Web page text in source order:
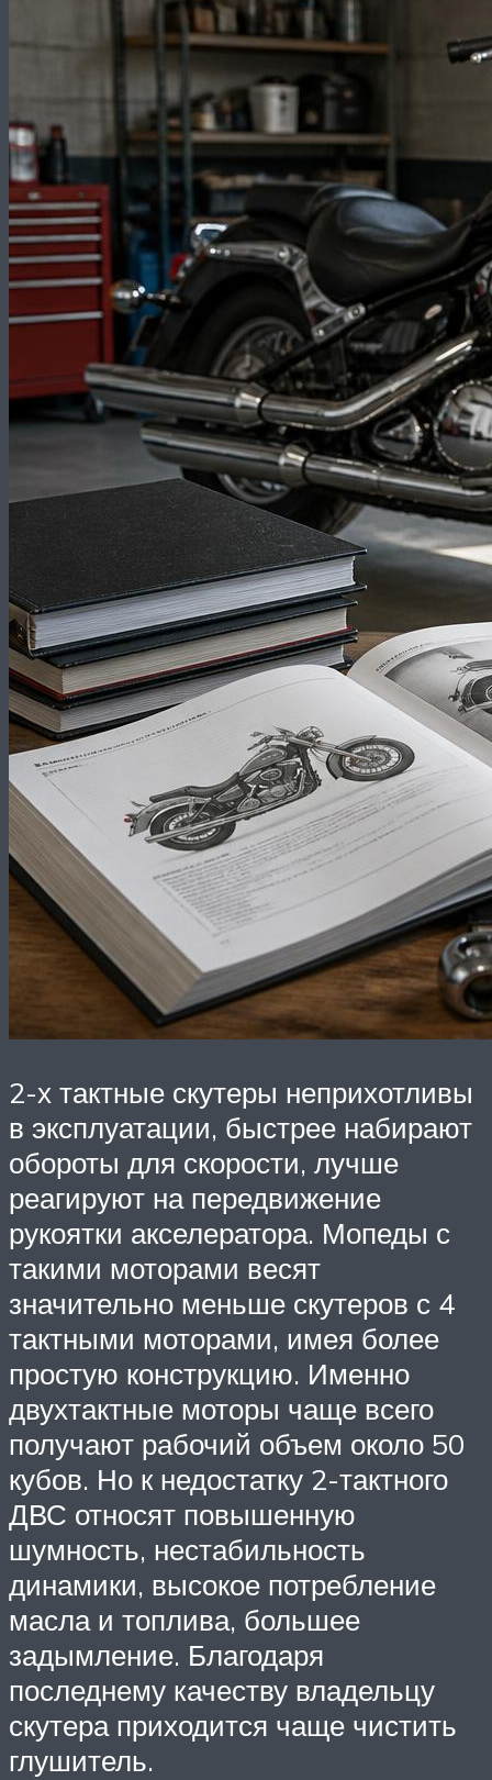
2-х тактные скутеры неприхотливы
в эксплуатации, быстрее набирают
обороты для скорости, лучше
реагируют на передвижение
рукоятки акселератора. Мопеды с
такими моторами весят
значительно меньше скутеров с 4
тактными моторами, имея более
простую конструкцию. Именно
двухтактные моторы чаще всего
получают рабочий объем около 50
кубов. Но к недостатку 2-тактного
ДВС относят повышенную
шумность, нестабильность
динамики, высокое потребление
масла и топлива, большее
задымление. Благодаря
последнему качеству владельцу
скутера приходится чаще чистить
глушитель.